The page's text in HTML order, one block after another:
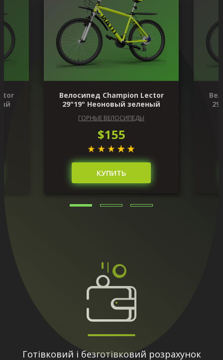
Велосипед Champion Lector
29"19" Неоновый зеленый
ГОРНЫЕ ВЕЛОСИПЕДЫ
$155
КУПИТЬ
Готівковий і безготівковий розрахунок